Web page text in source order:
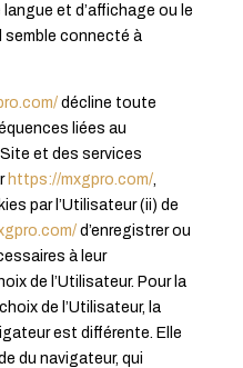
et d’affichage ou le
semble connecté à
décline toute
liées au
et des services
https://mxgpro.com/,
par l’Utilisateur (ii) de
d’enregistrer ou
à leur
de l’Utilisateur. Pour la
de l’Utilisateur, la
est différente. Elle
du navigateur, qui